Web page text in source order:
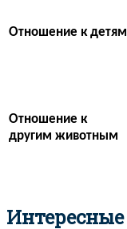
Отношение к детям
Отношение к
другим животным